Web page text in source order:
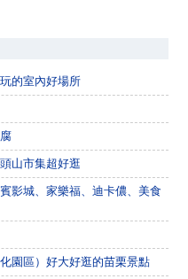
的室內好場所
山市集超好逛
影城、家樂福、迪卡儂、美食
園區）好大好逛的苗栗景點